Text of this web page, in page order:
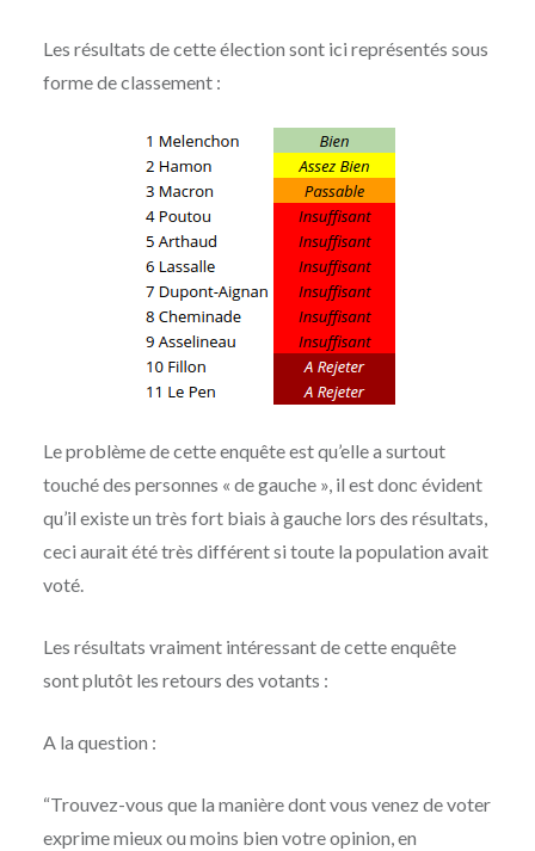
Les résultats de cette élection sont ici représentés sous
forme de classement :
Le problème de cette enquête est qu’elle a surtout
touché des personnes « de gauche », il est donc évident
qu’il existe un très fort biais à gauche lors des résultats,
ceci aurait été très différent si toute la population avait
voté.
Les résultats vraiment intéressant de cette enquête
sont plutôt les retours des votants :
A la question :
“Trouvez-vous que la manière dont vous venez de voter
exprime mieux ou moins bien votre opinion, en